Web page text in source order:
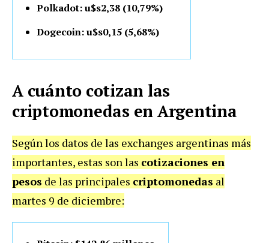
Polkadot: u$s2,38 (10,79%)
Dogecoin: u$s0,15 (5,68%)
A cuánto cotizan las
criptomonedas en Argentina
Según los datos de las exchanges argentinas más
importantes, estas son las cotizaciones en
pesos de las principales criptomonedas al
martes 9 de diciembre: